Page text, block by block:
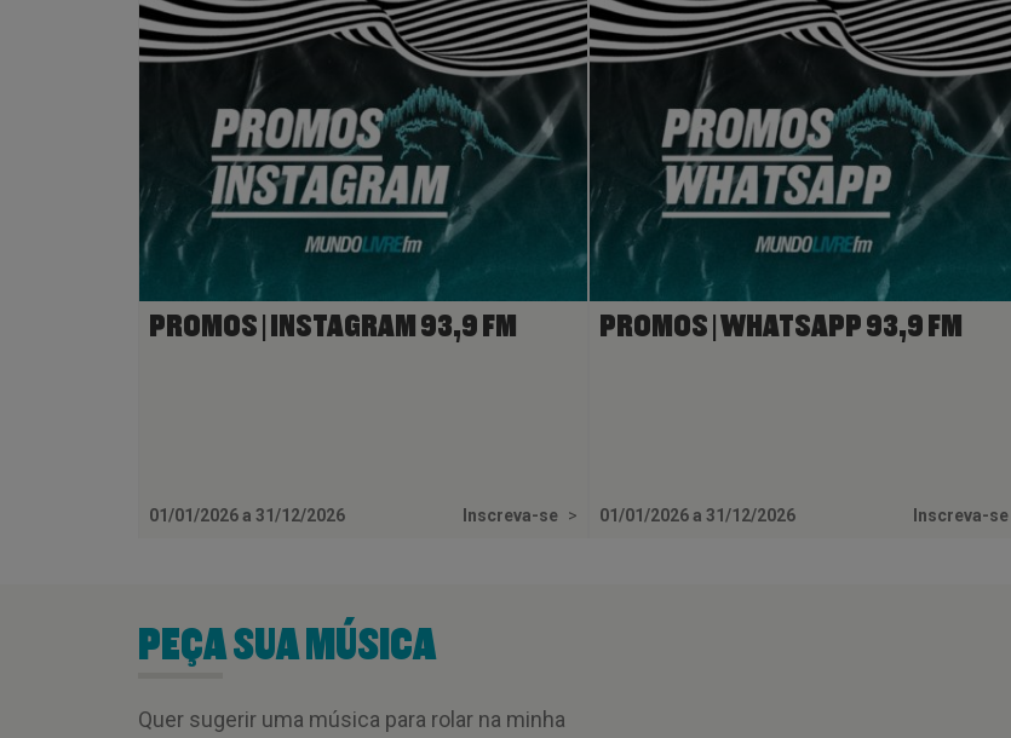
PROMOS | INSTAGRAM 93,9 FM
01/01/2026 a 31/12/2026 Inscreva-se >
PROMOS | WHATSAPP 93,9 FM
01/01/2026 a 31/12/2026 Inscreva-se
PEÇA SUA MÚSICA
Quer sugerir uma música para rolar na minha